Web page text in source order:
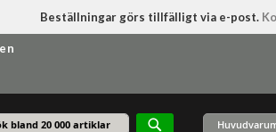
Beställningar görs tillfälligt via e-post.